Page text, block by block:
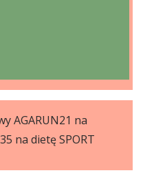
AGARUN21 na
na dietę SPORT